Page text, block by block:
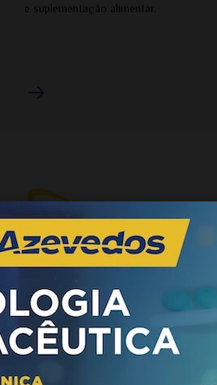
e suplementação alimentar.
setor da saúde em Moçambique.
Sempre com o foco na disponibilidade e
acessibilidade de produtos
Medis tem contribuído com rigor,
boas práticas de distribuição para